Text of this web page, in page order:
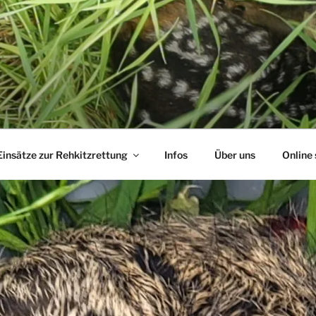
HATTINGEN
zur Rehkitzrettung Infos Über uns Online